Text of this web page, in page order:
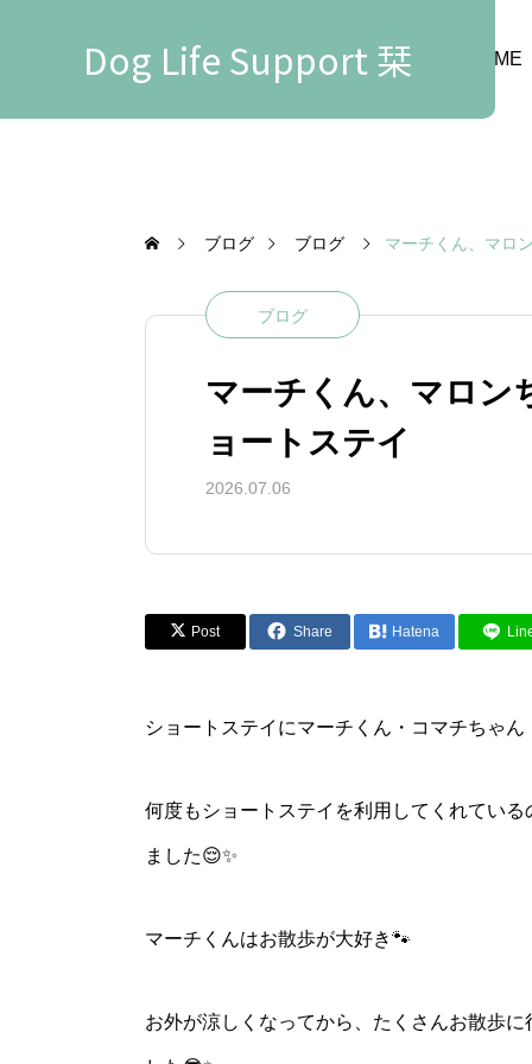
Dog Life Support 栞 HOME
ブログ ブログ マーチくん、マロ
ブログ
マーチくん、マロン
ョートステイ
2026.07.06
Post Share Hatena
ショートステイにマーチくん・コマチちゃ
何度もショートステイを利用してくれてい
ました😌✨
マーチくんはお散歩が大好き🐾
お外が涼しくなってから、たくさんお散歩